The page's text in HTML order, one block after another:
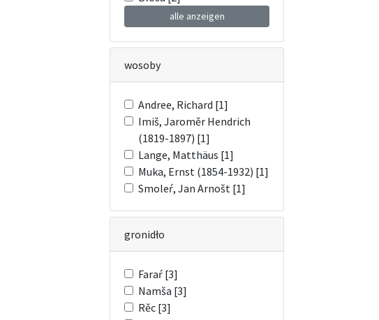
alle anzeigen
wosoby
Andree, Richard [1]
Imiš, Jaroměr Hendrich
(1819-1897) [1]
Lange, Matthäus [1]
Muka, Ernst (1854-1932) [1]
Smoleŕ, Jan Arnošt [1]
gronidło
Faraŕ [3]
Namša [3]
Rěc [3]